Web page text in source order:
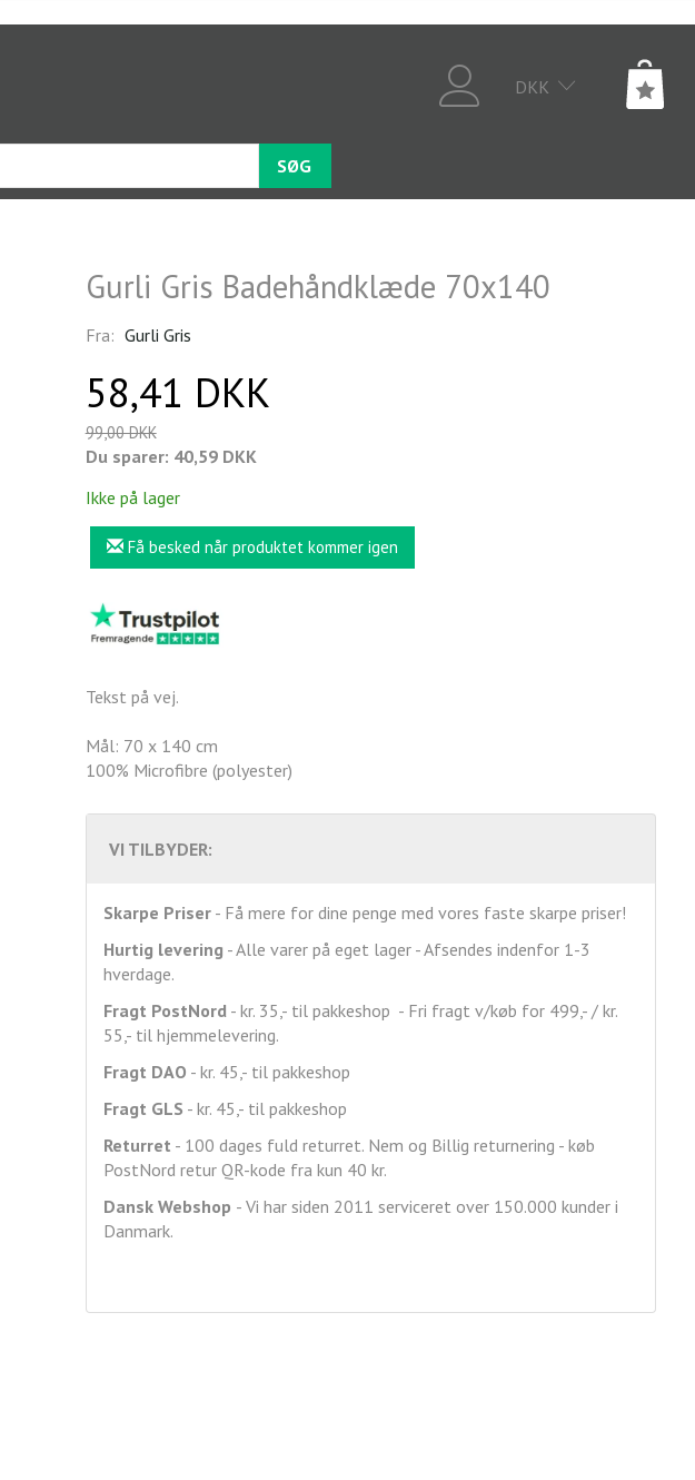
DKK
SØG
Gurli Gris Badehåndklæde 70x140
Fra: Gurli Gris
58,41 DKK
99,00 DKK
Du sparer: 40,59 DKK
Ikke på lager
Få besked når produktet kommer igen
Tekst på vej.
Mål: 70 x 140 cm
100% Microfibre (polyester)
VI TILBYDER:
Skarpe Priser- Få mere for dine penge med vores faste skarpe priser!
Hurtig levering - Alle varer på eget lager - Afsendes indenfor 1-3
hverdage.
Fragt PostNord- kr. 35,- til pakkeshop - Fri fragt v/køb for 499,- / kr.
55,- til hjemmelevering.
Fragt DAO - kr. 45,- til pakkeshop
Fragt GLS - kr. 45,- til pakkeshop
Returret - 100 dages fuld returret. Nem og Billig returnering - køb
PostNord retur QR-kode fra kun 40 kr.
Dansk Webshop - Vi har siden 2011 serviceret over 150.000 kunder i
Danmark.